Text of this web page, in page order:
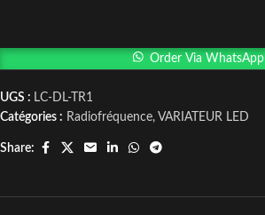
Order Via WhatsApp
UGS : LC-DL-TR1
Catégories : Radiofréquence, VARIATEUR LED
Share: